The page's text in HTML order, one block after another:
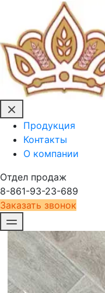
Продукция
Контакты
О компании
Отдел продаж
8-861-93-23-689
Заказать звонок